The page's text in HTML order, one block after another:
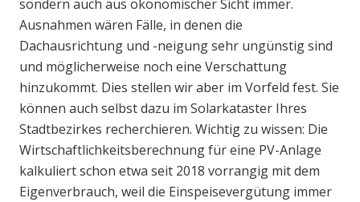
sondern auch aus ökonomischer Sicht immer.
Ausnahmen wären Fälle, in denen die
Dachausrichtung und -neigung sehr ungünstig sind
und möglicherweise noch eine Verschattung
hinzukommt. Dies stellen wir aber im Vorfeld fest. Sie
können auch selbst dazu im Solarkataster Ihres
Stadtbezirkes recherchieren. Wichtig zu wissen: Die
Wirtschaftlichkeitsberechnung für eine PV-Anlage
kalkuliert schon etwa seit 2018 vorrangig mit dem
Eigenverbrauch, weil die Einspeisevergütung immer